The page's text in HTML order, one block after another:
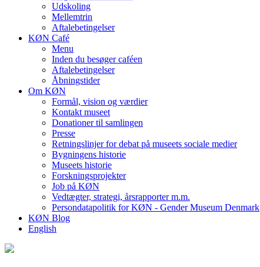
Udskoling
Mellemtrin
Aftalebetingelser
KØN Café
Menu
Inden du besøger caféen
Aftalebetingelser
Åbningstider
Om KØN
Formål, vision og værdier
Kontakt museet
Donationer til samlingen
Presse
Retningslinjer for debat på museets sociale medier
Bygningens historie
Museets historie
Forskningsprojekter
Job på KØN
Vedtægter, strategi, årsrapporter m.m.
Persondatapolitik for KØN - Gender Museum Denmark
KØN Blog
English